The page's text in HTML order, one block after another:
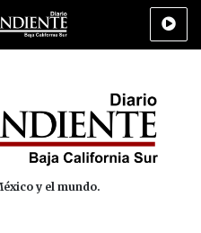
Policiaca Deportes Cultura
y el mundo.